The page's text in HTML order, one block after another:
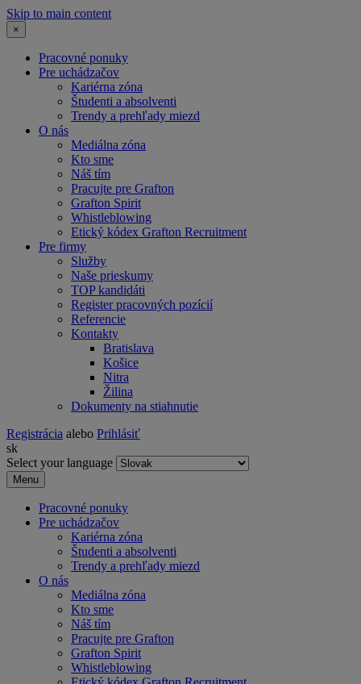
Skip to main content
×
Pracovné ponuky
Pre uchádzačov
Kariérna zóna
Študenti a absolventi
Trendy a prehľady miezd
O nás
Mediálna zóna
Kto sme
Náš tím
Pracujte pre Grafton
Grafton Spirit
Whistleblowing
Etický kódex Grafton Recruitment
Pre firmy
Služby
Naše prieskumy
TOP kandidáti
Register pracovných pozícií
Referencie
Kontakty
Bratislava
Košice
Nitra
Žilina
Dokumenty na stiahnutie
Registrácia alebo Prihlásiť
sk
Select your language
Menu
Pracovné ponuky
Pre uchádzačov
Kariérna zóna
Študenti a absolventi
Trendy a prehľady miezd
O nás
Mediálna zóna
Kto sme
Náš tím
Pracujte pre Grafton
Grafton Spirit
Whistleblowing